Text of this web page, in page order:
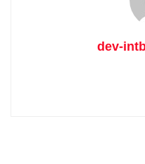
dev-